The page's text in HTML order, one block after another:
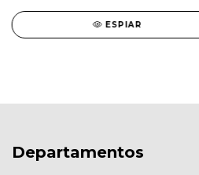
ESPIAR
Departamentos